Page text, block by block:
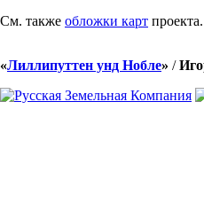
См. также обложки карт проекта.
«Лиллипуттен унд Нобле» /